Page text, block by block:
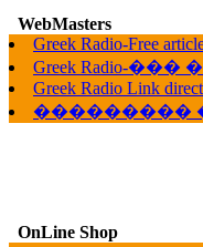
WebMasters
Greek Radio-Free
Greek Radio-
Greek Radio Link
���������
OnLine Shop